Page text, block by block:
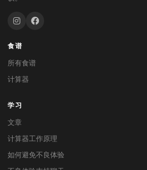
食谱
所有食谱
计算器
学习
文章
计算器工作原理
如何避免不良体验